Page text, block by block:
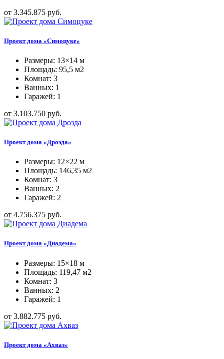
от 3.345.875 руб.
Проект дома «Симоцуке»
Размеры: 13×14 м
Площадь: 95,5 м2
Комнат: 3
Ванных: 1
Гаражей: 1
от 3.103.750 руб.
Проект дома «Дроэда»
Размеры: 12×22 м
Площадь: 146,35 м2
Комнат: 3
Ванных: 2
Гаражей: 2
от 4.756.375 руб.
Проект дома «Диадема»
Размеры: 15×18 м
Площадь: 119,47 м2
Комнат: 3
Ванных: 2
Гаражей: 1
от 3.882.775 руб.
Проект дома «Ахваз»